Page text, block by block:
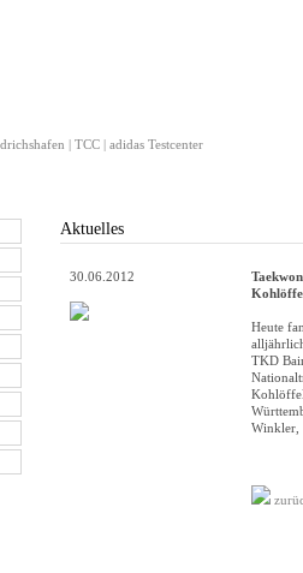
| TCC | adidas Testcenter
Aktuelles
30.06.2012
Heute
TKD
Winkler,